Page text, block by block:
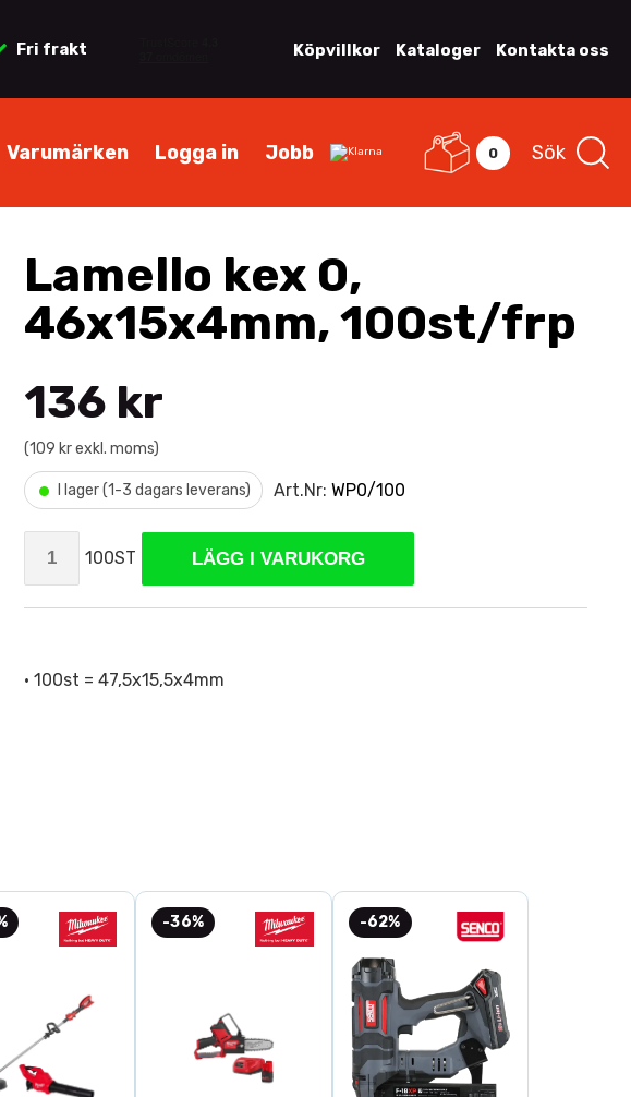
Fri frakt Köpvillkor Kataloger Kontakta oss
Varumärken Logga in Jobb 0 Sök
Lamello kex 0,
46x15x4mm, 100st/frp
136 kr
(109 kr exkl. moms)
• I lager (1-3 dagars leverans) Art.Nr: WP0/100
100ST LÄGG I VARUKORG
• 100st = 47,5x15,5x4mm
-36% -62%